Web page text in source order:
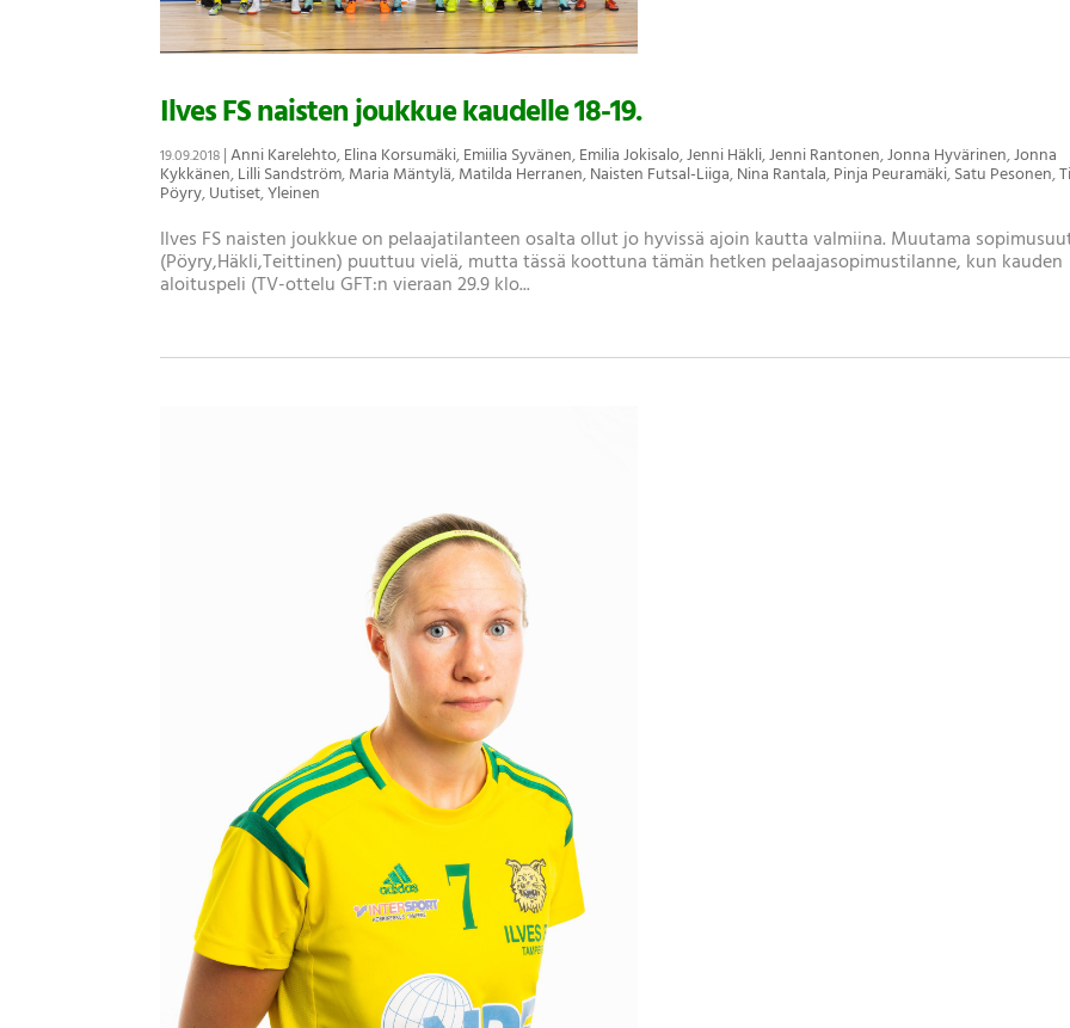
Ilves FS naisten joukkue kaudelle 18-19.
19.09.2018 |Anni Karelehto,Elina Korsumäki,Emiilia Syvänen,Emilia Jokisalo,Jenni Häkli,Jenni Rantonen,Jonna Hyvärinen,Jonna
Kykkänen,Lilli Sandström,Maria Mäntylä,Matilda Herranen,Naisten Futsal-Liiga,Nina Rantala,Pinja Peuramäki,Satu Pesonen,
Pöyry,Uutiset,Yleinen
Ilves FS naisten joukkue on pelaajatilanteen osalta ollut jo hyvissä ajoin kautta valmiina. Muutama
(Pöyry,Häkli,Teittinen) puuttuu vielä, mutta tässä koottuna tämän hetken pelaajasopimustilanne, kun kauden
aloituspeli (TV-ottelu GFT:n vieraan 29.9 klo...